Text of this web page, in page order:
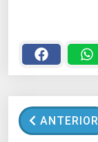
e
g
n
d
ANTERIOR